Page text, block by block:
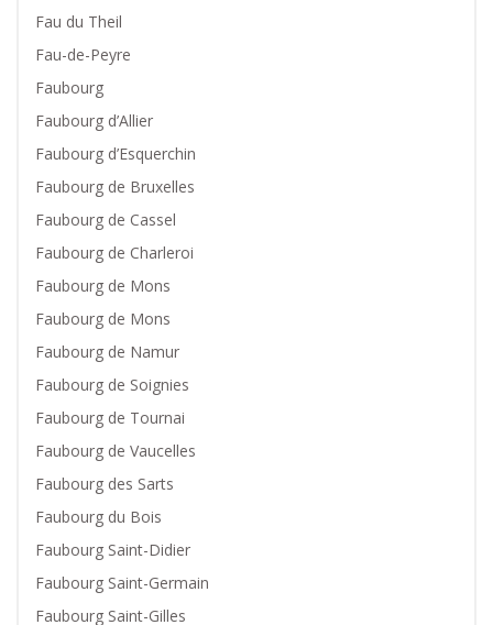
Fau du Theil
Fau-de-Peyre
Faubourg
Faubourg d’Allier
Faubourg d’Esquerchin
Faubourg de Bruxelles
Faubourg de Cassel
Faubourg de Charleroi
Faubourg de Mons
Faubourg de Mons
Faubourg de Namur
Faubourg de Soignies
Faubourg de Tournai
Faubourg de Vaucelles
Faubourg des Sarts
Faubourg du Bois
Faubourg Saint-Didier
Faubourg Saint-Germain
Faubourg Saint-Gilles